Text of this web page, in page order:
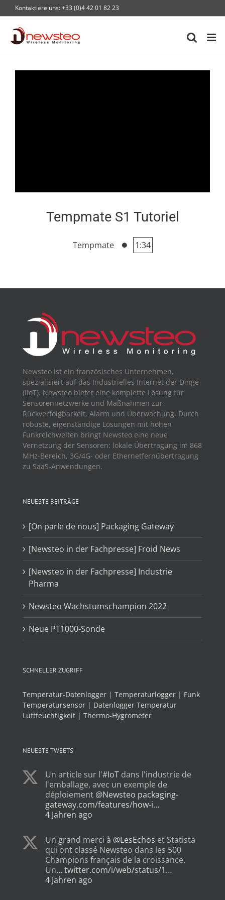
to
content
Kontaktiere uns: +33 (0)4 42 01 82 23
Tempmate S1 Tutoriel
Tempmate 1:34
Newsteo ist ein französisches Unternehmen,
spezialisiert auf das Industrielles Internet der Dinge
(IIoT). Newsteo bietet eine komplette Lösung für
Sensorennetzwerke und Maßnahmen zur
Rückverfolgbarkeit, Alarm und Überwachung. Durch
robuste, eigenständige Lösungen mit hohen
Funkreichweiten bringt Newsteo eine neue
Vernetzung der Sensoren: lokale Übertragung im 868
MHz-Bereich, 3G/4G- oder Ethernetfernübertragung
zu SaaS-Anwendungen.
NEUESTE BEITRÄGE
[On parle de nous] Packaging Gateway
[Newsteo in der Fachpresse] Froid News
[Newsteo in der Fachpresse] Industrie
Pharma
Newsteo Wachstumschampion 2022
Neue PT1000-Sonde
SCHNELLER ZUGRIFF
Temperatur-Datenlogger | Temperaturlogger | Funk
Temperatursensor | Datenlogger Temperatur
Luftfeuchtigkeit | Thermo-Hygrometer
NEUESTE TWEETS
Un article sur l'#IoT dans l'industrie de
l'emballage, avec un exemple de
déploiement @Newsteo packaging-
gateway.com/features/how-i…
4 Jahren ago
Un grand merci à @LesEchos et Statista
qui ont classé Newsteo dans les 500
Champions français de la croissance.
Un… twitter.com/i/web/status/1…
4 Jahren ago